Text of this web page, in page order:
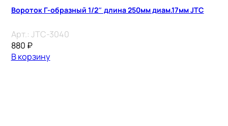
Вороток Г-образный 1/2″ длина 250мм диам.17мм JTC
Арт.: JTC-3040
880 ₽
В корзину